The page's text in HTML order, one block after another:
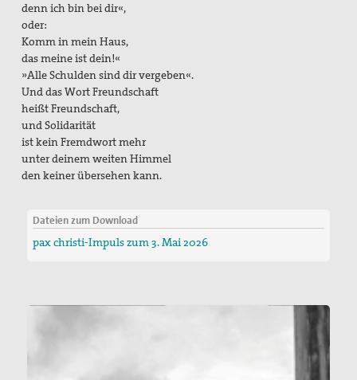
denn ich bin bei dir«,
oder:
Komm in mein Haus,
das meine ist dein!«
»Alle Schulden sind dir vergeben«.
Und das Wort Freundschaft
heißt Freundschaft,
und Solidarität
ist kein Fremdwort mehr
unter deinem weiten Himmel
den keiner übersehen kann.
Dateien zum Download
pax christi-Impuls zum 3. Mai 2026